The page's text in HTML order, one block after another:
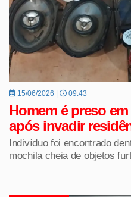
15/06/2026 | 09:43
Homem é preso
após invadir
Indivíduo foi encontrado
mochila cheia de objetos